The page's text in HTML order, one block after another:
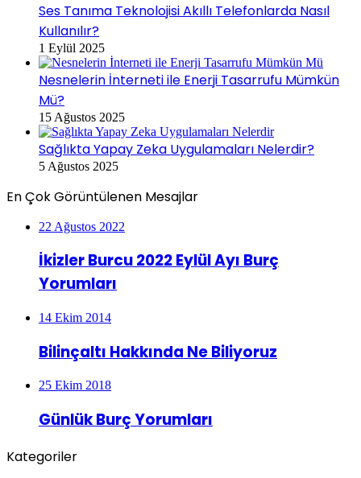
Ses Tanıma Teknolojisi Akıllı Telefonlarda Nasıl
Kullanılır?
1 Eylül 2025
Nesnelerin İnterneti ile Enerji Tasarrufu Mümkün
Mü?
15 Ağustos 2025
Sağlıkta Yapay Zeka Uygulamaları Nelerdir?
5 Ağustos 2025
En Çok Görüntülenen Mesajlar
22 Ağustos 2022
İkizler Burcu 2022 Eylül Ayı Burç
Yorumları
14 Ekim 2014
Bilinçaltı Hakkında Ne Biliyoruz
25 Ekim 2018
Günlük Burç Yorumları
Kategoriler